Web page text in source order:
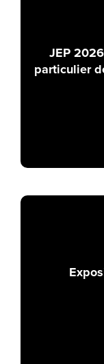
JEP
particulier